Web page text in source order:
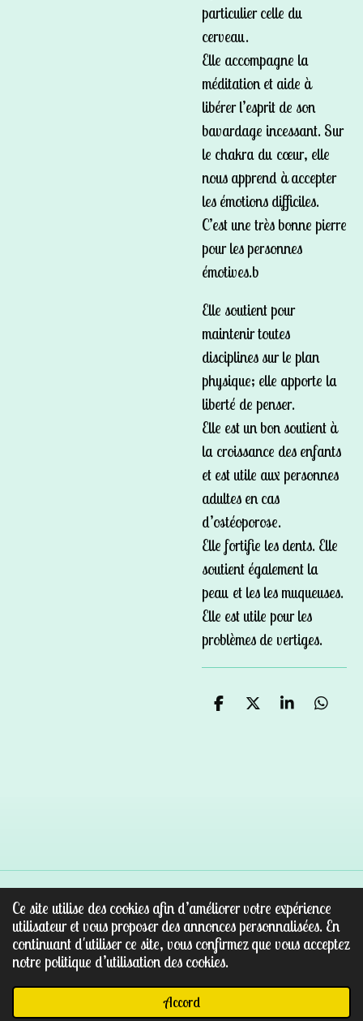
Ce site utilise des cookies afin d’améliorer votre expérience
utilisateur et vous proposer des annonces personnalisées. En
continuant d'utiliser ce site, vous confirmez que vous acceptez
notre politique d’utilisation des cookies.
Accord
particulier celle du
cerveau.
Elle accompagne la
méditation et aide à
libérer l’esprit de son
bavardage incessant. Sur
le chakra du cœur, elle
nous apprend à accepter
les émotions difficiles.
C’est une très bonne pierre
pour les personnes
émotives.b
Elle soutient pour
maintenir toutes
disciplines sur le plan
physique; elle apporte la
liberté de penser.
Elle est un bon soutient à
la croissance des enfants
et est utile aux personnes
adultes en cas
d’ostéoporose.
Elle fortifie les dents. Elle
soutient également la
peau et les les muqueuses.
Elle est utile pour les
problèmes de vertiges.
P
P
P
P
© 2022 - 2026 Au paradis des pierres
Propulsé parWebador
Facebook